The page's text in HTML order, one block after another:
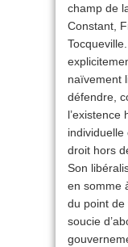
champ de
Constant,
naïvement
défendre,
l’existence
droit hors
Son
en somme
du point de
soucie